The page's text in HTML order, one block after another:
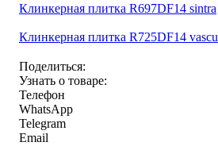
Клинкерная плитка R697DF14 sintra
Клинкерная плитка R725DF14 vascu
Поделиться:
Узнать о товаре:
Телефон
WhatsApp
Telegram
Email